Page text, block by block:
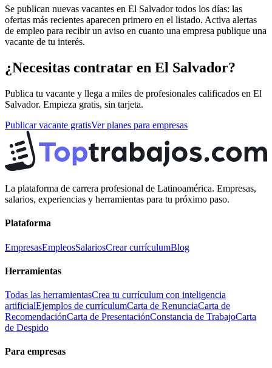
Se publican nuevas vacantes en El Salvador todos los días: las
ofertas más recientes aparecen primero en el listado. Activa alertas
de empleo para recibir un aviso en cuanto una empresa publique una
vacante de tu interés.
¿Necesitas contratar en El Salvador?
Publica tu vacante y llega a miles de profesionales calificados en El
Salvador. Empieza gratis, sin tarjeta.
Publicar vacante gratisVer planes para empresas
La plataforma de carrera profesional de Latinoamérica. Empresas,
salarios, experiencias y herramientas para tu próximo paso.
Plataforma
EmpresasEmpleosSalariosCrear currículumBlog
Herramientas
Todas las herramientasCrea tu currículum con inteligencia
artificialEjemplos de currículumCarta de RenunciaCarta de
RecomendaciónCarta de PresentaciónConstancia de TrabajoCarta
de Despido
Para empresas